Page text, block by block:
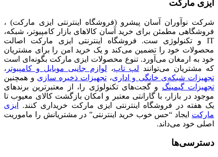
ایزی مارکت
شرکت نوآوران آسان پیشرو (فروشگاه اینترنتی ایزی مارکت) ،
فروشگاهی مطمئن برای خرید آسان کالاهای بازار کامپیوتر، شبکه،
IT و تکنولوژی ست. فروشگاه اینترنتی ایزی مارکت اصالت
محصولات خود را تضمین می‌کند و یک خرید امن را برای مشتریان
خود به ارمغان می‌آورد. تنوع محصولات ایزی مارکت بگونه‌ای است
که مشتریان می‌توانند لپ تاپ، لوازم جانبی موبایل و کامپیوتر ،
تجهیزات شبکه‌ی خانگی و اداری، تجهیزات ذخیره سازی و همچنین
تجهیزات گیمینگ و گجت‌های تکنولوژی را، از معتبرترین برندهای
موجود در بازار، با گارانتی معتبر و امکان بازگشت کالای معیوب تا
یک هفته در فروشگاه اینترنتی ایزی مارکت خریداری کنند.
ایزی
مارکت ایجاد “حس خوب خرید اینترنتی” در مشتریانش را ماموریت
اصلی خود می‌داند.
دسترسی‌ها